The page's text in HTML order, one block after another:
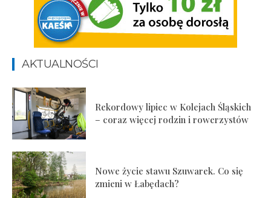
AKTUALNOŚCI
Rekordowy lipiec w Kolejach Śląskich
– coraz więcej rodzin i rowerzystów
Nowe życie stawu Szuwarek. Co się
zmieni w Łabędach?